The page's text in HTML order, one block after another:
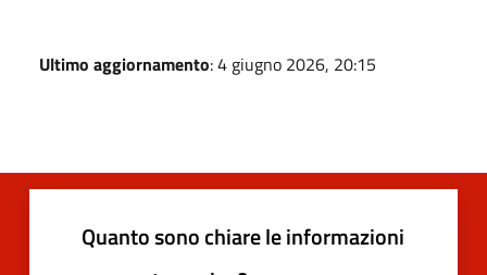
Ultimo aggiornamento: 4 giugno 2026, 20:15
Quanto sono chiare le informazioni